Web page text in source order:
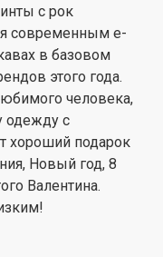
с рок
современным e-
в базовом
этого года.
человека,
одежду с
хороший подарок
Новый год, 8
Валентина.